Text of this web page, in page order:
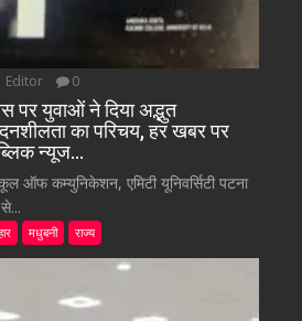
Editor 0
पर युवाओं ने दिया अद्भुत
का परिचय, हर खबर पर
न्यूज…
ऑफ कम्युनिकेशन, एमिटी यूनिवर्सिटी पटना
मधुबनी राज्य